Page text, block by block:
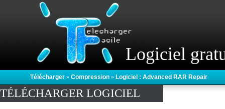
Logiciel
Télécharger » Compression » Logiciel : Advanced RAR Repair
TÉLÉCHARGER LOGICIEL